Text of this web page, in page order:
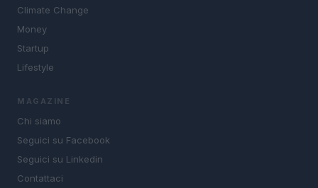
Climate Change
Money
Startup
Lifestyle
MAGAZINE
Chi siamo
Seguici su Facebook
Seguici su Linkedin
Contattaci